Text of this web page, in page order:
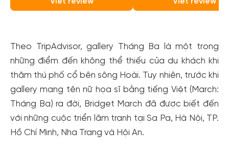
Theo TripAdvisor, gallery Tháng Ba là một trong
những điểm đến không thể thiếu của du khách khi
thăm thú phố cổ bên sông Hoài. Tuy nhiên, trước khi
gallery mang tên nữ họa sĩ bằng tiếng Việt (March:
Tháng Ba) ra đời, Bridget March đã được biết đến
với những cuộc triển lãm tranh tại Sa Pa, Hà Nội, TP.
Hồ Chí Minh, Nha Trang và Hội An.